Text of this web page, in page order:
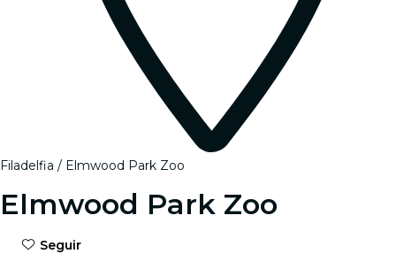
Filadelfia Elmwood Park Zoo
Elmwood Park Zoo
Seguir